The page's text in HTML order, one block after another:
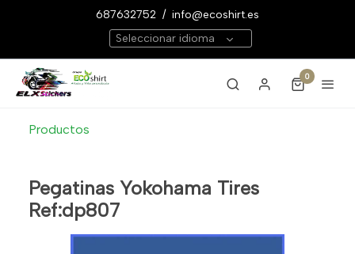
687632752 / info@ecoshirt.es
Seleccionar idioma
0
Productos
Pegatinas Yokohama Tires
Ref:dp807